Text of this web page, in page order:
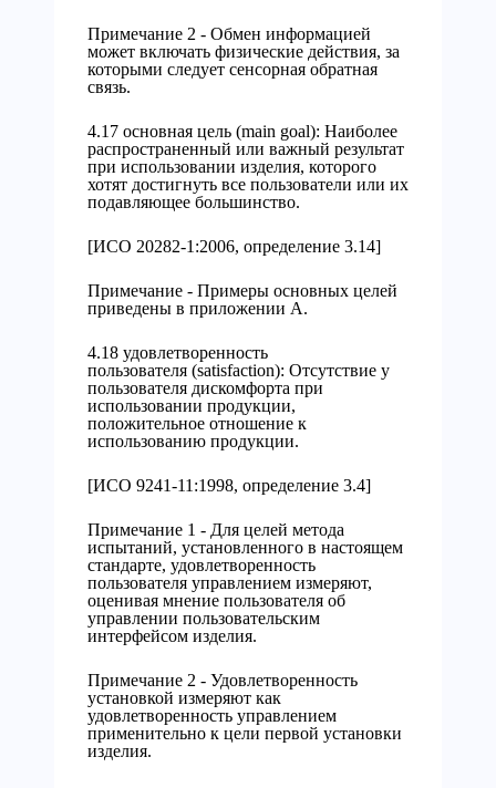
Примечание 2 - Обмен информацией
может включать физические действия, за
которыми следует сенсорная обратная
связь.
4.17 основная цель (main goal): Наиболее
распространенный или важный результат
при использовании изделия, которого
хотят достигнуть все пользователи или их
подавляющее большинство.
[ИСО 20282-1:2006, определение 3.14]
Примечание - Примеры основных целей
приведены в приложении А.
4.18 удовлетворенность
пользователя (satisfaction): Отсутствие у
пользователя дискомфорта при
использовании продукции,
положительное отношение к
использованию продукции.
[ИСО 9241-11:1998, определение 3.4]
Примечание 1 - Для целей метода
испытаний, установленного в настоящем
стандарте, удовлетворенность
пользователя управлением измеряют,
оценивая мнение пользователя об
управлении пользовательским
интерфейсом изделия.
Примечание 2 - Удовлетворенность
установкой измеряют как
удовлетворенность управлением
применительно к цели первой установки
изделия.